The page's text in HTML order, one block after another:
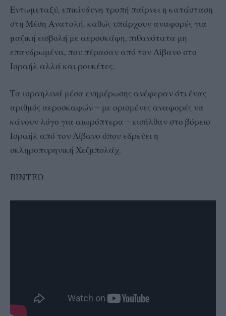
Εντωμεταξύ, επικίνδυνη τροπή παίρνει η κατάσταση
στη Μέση Ανατολή, καθώς υπάρχουν αναφορές για
μαζική εισβολή με αεροσκάφη, πιθανότατα μη
επανδρωμένα, που πέρασαν από τον Λίβανο στο
Ισραήλ αλλά και ρουκέτες.
Τα ισραηλινά μέσα ενημέρωσης ανέφεραν ότι ένας
αριθμός αεροσκαφών – με ορισμένες αναφορές να
κάνουν λόγο για αιωρόπτερα – εισήλθαν στο βόρειο
Ισραήλ από τον Λίβανο όπου εδρεύει η
σκληροπυρηνική Χεζμπολάχ.
BINTEO